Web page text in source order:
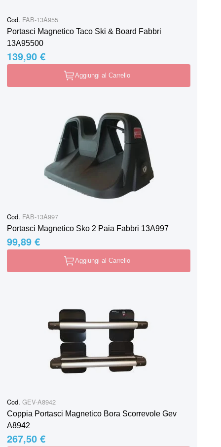
Cod. FAB-13A955
Portasci Magnetico Taco Ski & Board Fabbri
13A95500
139,90 €
Aggiungi al Carrello
Cod. FAB-13A997
Portasci Magnetico Sko 2 Paia Fabbri 13A997
99,89 €
Aggiungi al Carrello
Cod. GEV-A8942
Coppia Portasci Magnetico Bora Scorrevole Gev
A8942
267,50 €